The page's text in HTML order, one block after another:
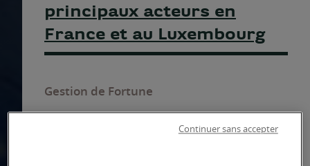
principaux acteurs en
France et au Luxembourg
Gestion de Fortune
Continuer sans accepter